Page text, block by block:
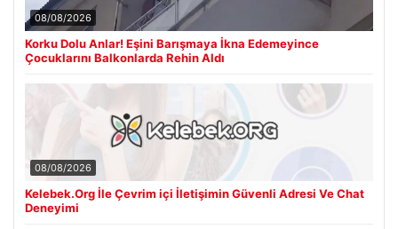
08/08/2026
Korku Dolu Anlar! Eşini Barışmaya İkna Edemeyince
Çocuklarını Balkonlarda Rehin Aldı
08/08/2026
Kelebek.Org İle Çevrim içi İletişimin Güvenli Adresi Ve Chat
Deneyimi